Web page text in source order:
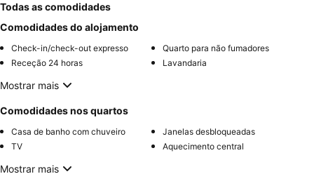
Todas as comodidades
Comodidades do alojamento
Check-in/check-out expresso
Quarto para não fumadores
Receção 24 horas
Lavandaria
Mostrar mais
Comodidades nos quartos
Casa de banho com chuveiro
Janelas desbloqueadas
TV
Aquecimento central
Mostrar mais